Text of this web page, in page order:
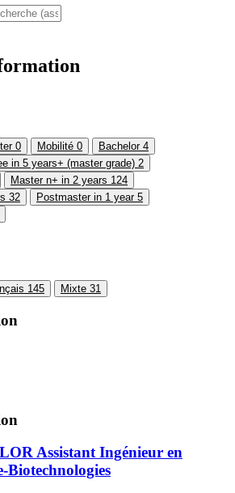
0 Mobilité 0 Bachelor 4
in 5 years+ (master grade) 2
Master n+ in 2 years 124
32 Postmaster in 1 year 5
145 Mixte 31
Assistant Ingénieur en
Biotechnologies